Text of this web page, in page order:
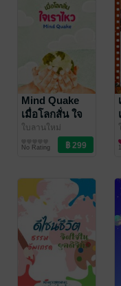
Mind Quake
เมื่อโลกสั่น ใจ
เราไหว
ใบลานใหม่
พัฒนาตนเอง
No Rating